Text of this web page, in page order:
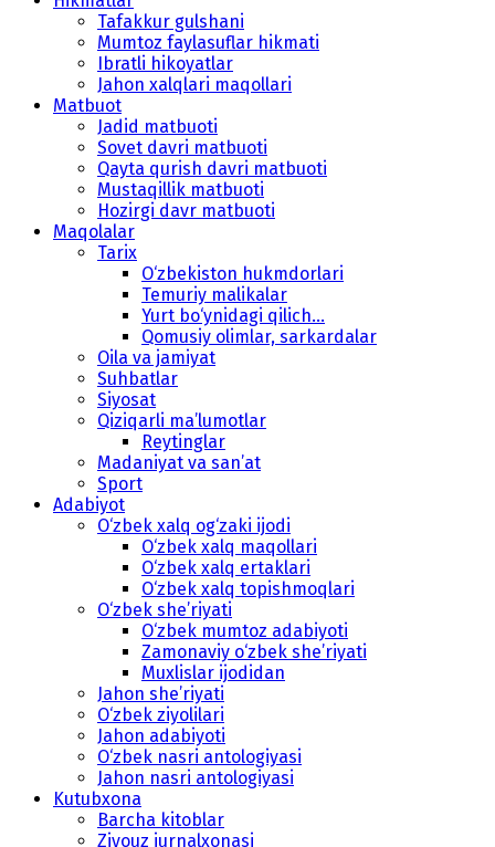
Tafakkur gulshani
Mumtoz faylasuflar hikmati
Ibratli hikoyatlar
Jahon xalqlari maqollari
Matbuot
Jadid matbuoti
Sovet davri matbuoti
Qayta qurish davri matbuoti
Mustaqillik matbuoti
Hozirgi davr matbuoti
Maqolalar
Tarix
O‘zbekiston hukmdorlari
Temuriy malikalar
Yurt bo‘ynidagi qilich...
Qomusiy olimlar, sarkardalar
Oila va jamiyat
Suhbatlar
Siyosat
Qiziqarli ma’lumotlar
Reytinglar
Madaniyat va san’at
Sport
Adabiyot
O‘zbek xalq og‘zaki ijodi
O‘zbek xalq maqollari
O‘zbek xalq ertaklari
O‘zbek xalq topishmoqlari
O‘zbek she’riyati
O‘zbek mumtoz adabiyoti
Zamonaviy o‘zbek she’riyati
Muxlislar ijodidan
Jahon she’riyati
O‘zbek ziyolilari
Jahon adabiyoti
O‘zbek nasri antologiyasi
Jahon nasri antologiyasi
Kutubxona
Barcha kitoblar
Ziyouz jurnalxonasi